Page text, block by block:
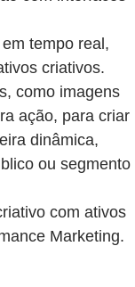
tempo real,
criativos.
como imagens
ação, para criar
dinâmica,
ou segmento
com ativos
Marketing.